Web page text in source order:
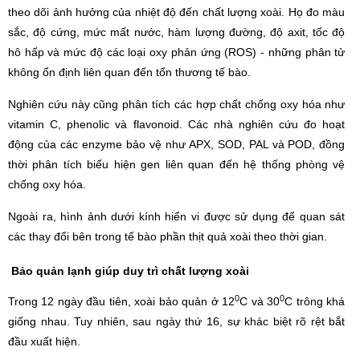
theo dõi ảnh hưởng của nhiệt độ đến chất lượng xoài. Họ đo màu
sắc, độ cứng, mức mất nước, hàm lượng đường, độ axit, tốc độ
hô hấp và mức độ các loại oxy phản ứng (ROS) - những phân tử
không ổn định liên quan đến tổn thương tế bào.
Nghiên cứu này cũng phân tích các hợp chất chống oxy hóa như
vitamin C, phenolic và flavonoid. Các nhà nghiên cứu đo hoạt
động của các enzyme bảo vệ như APX, SOD, PAL và POD, đồng
thời phân tích biểu hiện gen liên quan đến hệ thống phòng vệ
chống oxy hóa.
Ngoài ra, hình ảnh dưới kính hiển vi được sử dụng để quan sát
các thay đổi bên trong tế bào phần thịt quả xoài theo thời gian.
Bảo quản lạnh giúp duy trì chất lượng xoài
Trong 12 ngày đầu tiên, xoài bảo quản ở 120C và 300C trông khá
giống nhau. Tuy nhiên, sau ngày thứ 16, sự khác biệt rõ rệt bắt
đầu xuất hiện.